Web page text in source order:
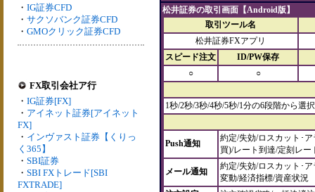
・ IG証券CFD
・ サクソバンク証券CFD
・ GMOクリック証券CFD
FX取引会社ア行
・ IG証券[FX]
・ アイネット証券[アイネット
FX]
・ インヴァスト証券【くりっ
く365】
・ SBI証券
・ SBI FXトレード[SBI
FXTRADE]
松井証券の取引画面【Android版】
取引ツール名
松井証券FXアプリ
スピード注文
ID/PW保存
○
○
1秒/2秒/3秒/4秒/5秒/1分の6段階から選択
Push通知
約定/失効/ロスカット･
買)/レート到達/定刻レ
メール通知
約定/失効/ロスカット･
変動/経済指標/資産状況